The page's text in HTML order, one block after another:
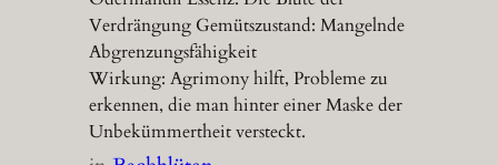
Verdrängung Gemütszustand: Mangelnde
Abgrenzungsfähigkeit
Wirkung: Agrimony hilft, Probleme zu
erkennen, die man hinter einer Maske der
Unbekümmertheit versteckt.